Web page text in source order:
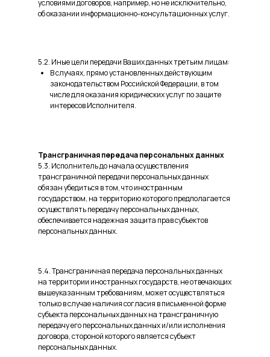
условиями договоров, например, но не исключительно,
об оказании информационно-консультационных услуг.
5.2. Иные цели передачи Ваших данных третьим лицам:
В случаях, прямо установленных действующим
законодательством Российской Федерации, в том
числе для оказания юридических услуг по защите
интересов Исполнителя.
Трансграничная передача персональных данных
5.3. Исполнитель до начала осуществления
трансграничной передачи персональных данных
обязан убедиться в том, что иностранным
государством, на территорию которого предполагается
осуществлять передачу персональных данных,
обеспечивается надежная защита прав субъектов
персональных данных.
5.4. Трансграничная передача персональных данных
на территории иностранных государств, не отвечающих
вышеуказанным требованиям, может осуществляться
только в случае наличия согласия в письменной форме
субъекта персональных данных на трансграничную
передачу его персональных данных и/или исполнения
договора, стороной которого является субъект
персональных данных.